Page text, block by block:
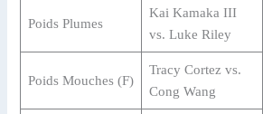
Poids Plumes
Kai Kamaka III
vs. Luke Riley
Poids Mouches (F)
Tracy Cortez vs.
Cong Wang